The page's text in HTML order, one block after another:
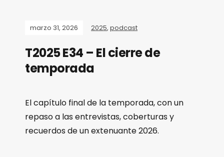
marzo 31, 2026 2025, podcast
T2025 E34 – El cierre de
temporada
El capítulo final de la temporada, con un
repaso a las entrevistas, coberturas y
recuerdos de un extenuante 2026.